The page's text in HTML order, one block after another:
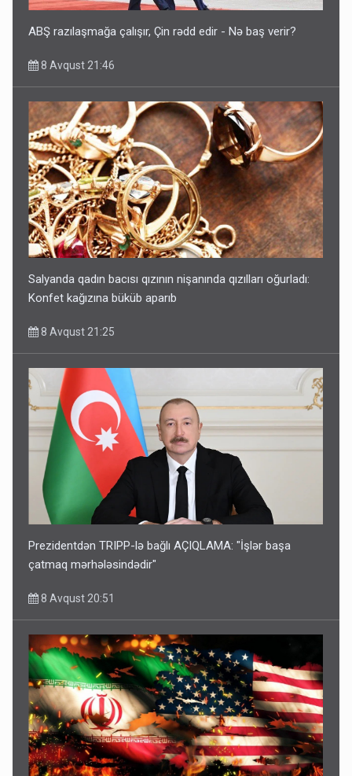
ABŞ razılaşmağa çalışır, Çin rədd edir - Nə baş verir?
8 Avqust 21:46
Salyanda qadın bacısı qızının nişanında qızılları oğurladı:
Konfet kağızına büküb aparıb
8 Avqust 21:25
Prezidentdən TRIPP-lə bağlı AÇIQLAMA: "İşlər başa
çatmaq mərhələsindədir"
8 Avqust 20:51